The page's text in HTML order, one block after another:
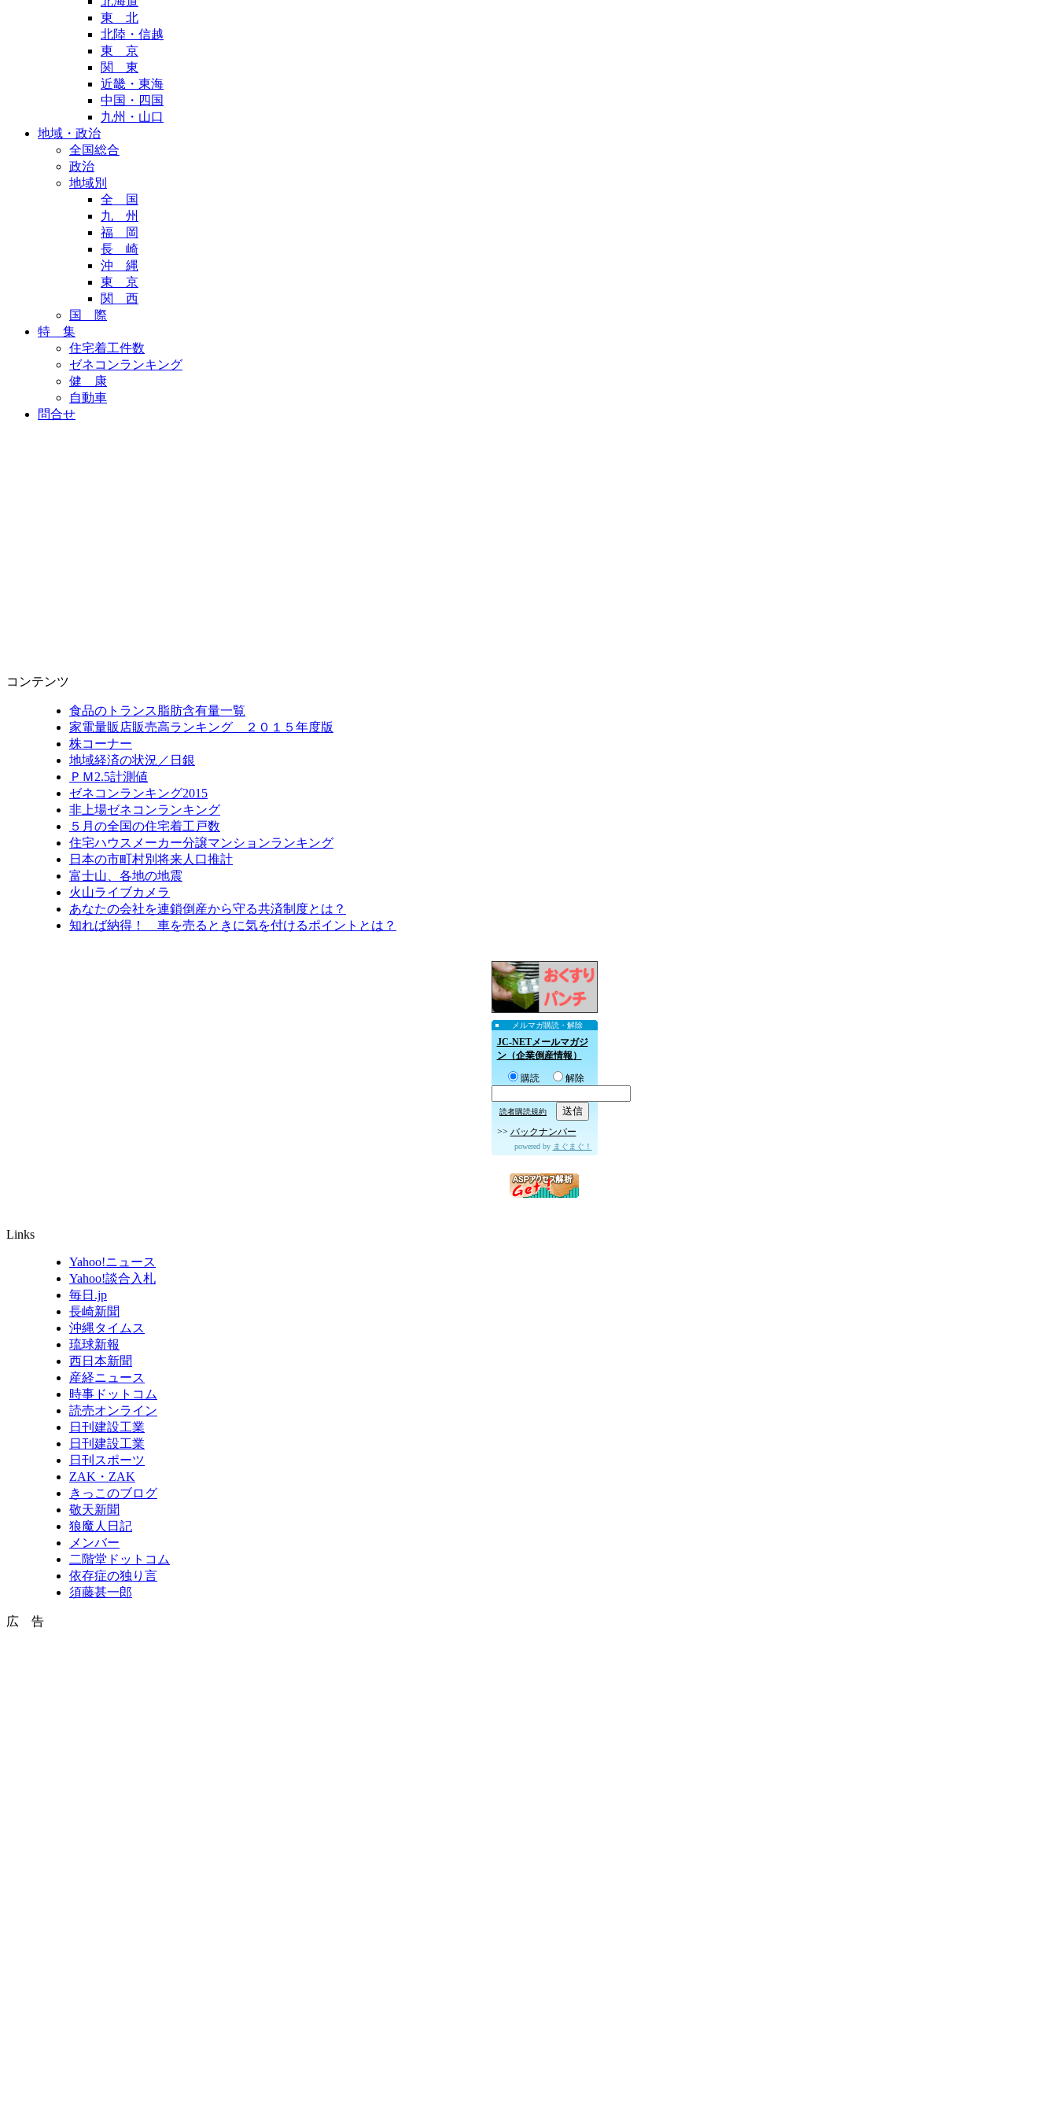
東 北
北陸・信越
東 京
関 東
近畿・東海
中国・四国
九州・山口
地域・政治
全国総合
政治
地域別
全 国
九 州
福 岡
長 崎
沖 縄
東 京
関 西
国 際
特 集
住宅着工件数
ゼネコンランキング
健 康
自動車
問合せ
コンテンツ
食品のトランス脂肪含有量一覧
家電量販店販売高ランキング ２０１５年度版
株コーナー
地域経済の状況／日銀
ＰＭ2.5計測値
ゼネコンランキング2015
非上場ゼネコンランキング
５月の全国の住宅着工戸数
住宅ハウスメーカー分譲マンションランキング
日本の市町村別将来人口推計
富士山、各地の地震
火山ライブカメラ
あなたの会社を連鎖倒産から守る共済制度とは？
知れば納得！ 車を売るときに気を付けるポイントとは？
メルマガ購読・解除
JC-NETメールマガジ
ン（企業倒産情報）
購読 解除
読者購読規約
>> バックナンバー
powered by まぐまぐ！
Links
Yahoo!ニュース
Yahoo!談合入札
毎日.jp
長崎新聞
沖縄タイムス
琉球新報
西日本新聞
産経ニュース
時事ドットコム
読売オンライン
日刊建設工業
日刊建設工業
日刊スポーツ
ZAK・ZAK
きっこのブログ
敬天新聞
狼魔人日記
メンバー
二階堂ドットコム
依存症の独り言
須藤甚一郎
広 告